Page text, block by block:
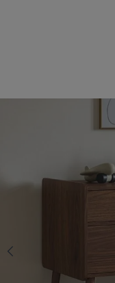
COMMODE 2
Livraison